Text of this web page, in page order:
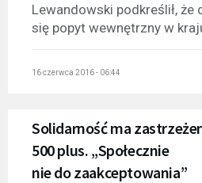
Lewandowski podkreślił,
się popyt wewnętrzny w kraju
16 czerwca 2016 - 06:44
Solidarność ma
500 plus. „Społecznie
nie do zaakceptowania”